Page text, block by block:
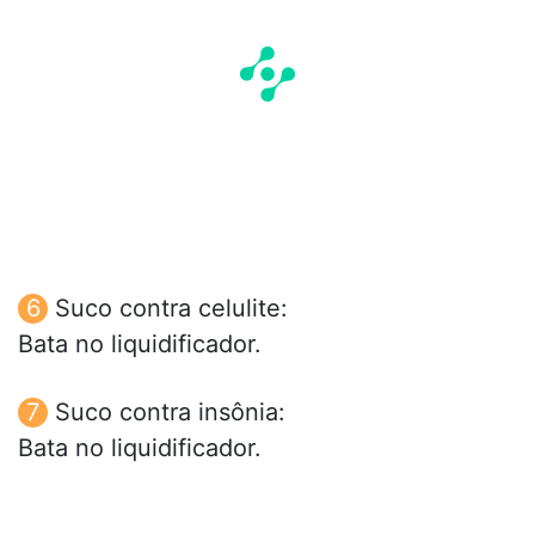
Suco contra celulite:
Bata no liquidificador.
Suco contra insônia:
Bata no liquidificador.